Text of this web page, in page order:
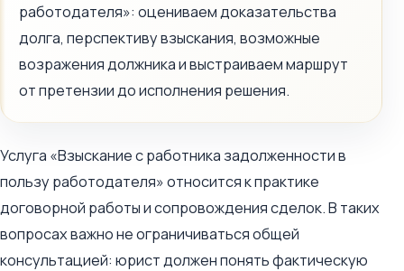
работодателя»: оцениваем доказательства
долга, перспективу взыскания, возможные
возражения должника и выстраиваем маршрут
от претензии до исполнения решения.
Услуга «Взыскание с работника задолженности в
пользу работодателя» относится к практике
договорной работы и сопровождения сделок. В таких
вопросах важно не ограничиваться общей
консультацией: юрист должен понять фактическую